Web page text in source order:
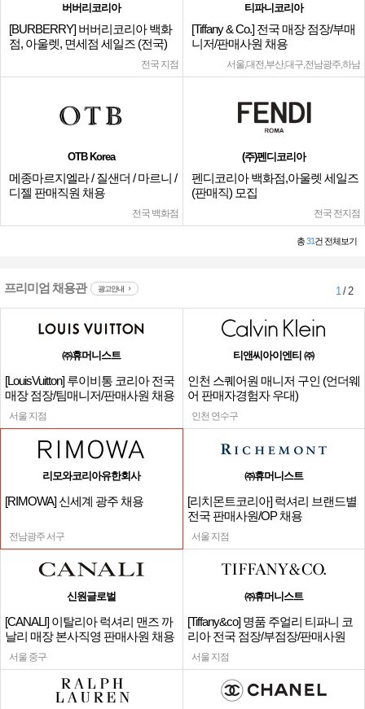
버버리코리아
[BURBERRY] 버버리코리아 백화
점, 아울렛, 면세점 세일즈 (전국)
전국 지점
티파니코리아
[Tiffany & Co.] 전국 매장 점장/부매
니저/판매사원 채용
서울,대전,부산,대구,전남광주,하남
OTB Korea
메종마르지엘라 / 질샌더 / 마르니 /
디젤 판매직원 채용
전국 백화점
(주)펜디코리아
펜디코리아 백화점,아울렛 세일즈
(판매직) 모집
전국 전지점
총31건 전체보기
프리미엄 채용관 광고안내 1/ 2
㈜휴머니스트
[LouisVuitton] 루이비통 코리아 전국
매장 점장/팀매니저/판매사원 채용
서울 지점
티앤씨아이엔티 ㈜
인천 스퀘어원 매니저 구인 (언더웨
어 판매자경험자 우대)
인천 연수구
리모와코리아유한회사
[RIMOWA] 신세계 광주 채용
전남광주 서구
㈜휴머니스트
[리치몬트코리아] 럭셔리 브랜드별
전국 판매사원/OP 채용
서울 지점
신원글로벌
[CANALI] 이탈리아 럭셔리 맨즈 까
날리 매장 본사직영 판매사원 채용
서울 중구
㈜휴머니스트
[Tiffany&co] 명품 주얼리 티파니 코
리아 전국 점장/부점장/판매사원
서울 지점